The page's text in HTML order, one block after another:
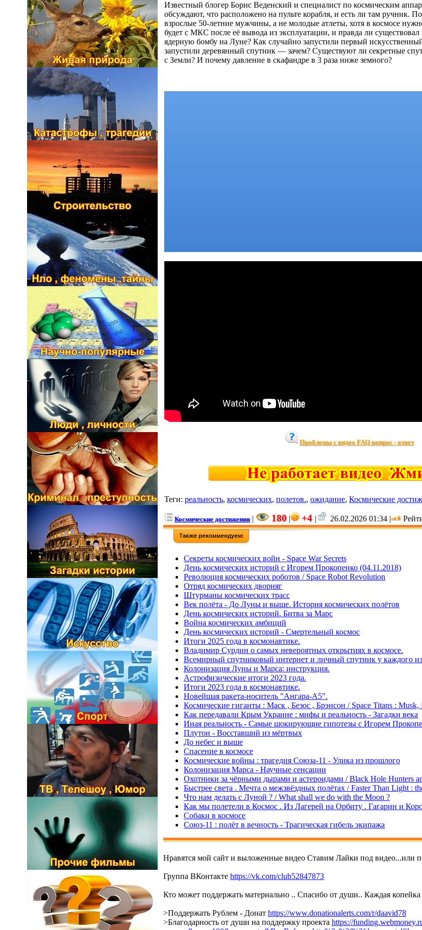
Известный блогер Борис Веденский и специалист по космическим
обсуждают, что расположено на пульте корабля, и есть ли там ручник.
взрослые 50-летние мужчины, а не молодые атлеты, хотя в космосе
будет с МКС после её вывода из эксплуатации, и правда ли
ядерную бомбу на Луне? Как случайно запустили первый
запустили деревянный спутник — зачем? Существуют ли секретные
с Земли? И почему давление в скафандре в 3 раза ниже земного?
Проблемы с видео FAQ вопрос - ответ
Теги: реальность, космических, полетов., ожидание, Космические
Космические достижения| 180 | +4 | 26.02.2026 01:34 |
Секреты космических войн - Space War Secrets
День космических историй с Игорем Прокопенко (04.11.2018)
Революция космических роботов / Space Robot Revolution
Отряд космических дворняг
Штурманы космических трасс
Век полёта - До Луны и выше. История космических полётов
День космических историй. Битва за Марс
Война космических амбиций
День космических историй - Смертельный космос
Итоги 2025 года в космонавтике.
Владимир Сурдин о самых невероятных открытиях в космосе.
Всемирный спутниковый интернет и личный спутник у каждого
Колонизация Луны и Марса: инструкция.
Астрофизические итоги 2023 года.
Итоги 2023 года в космонавтике.
Новейшая ракета-носитель "Ангара-А5".
Космические гиганты : Маск , Безос , Брэнсон / Space Titans : Musk,
Как передавали Крым Украине : мифы и реальность - Загадки века
Иная реальность - Самые шокирующие гипотезы с Игорем
Плутон - Восставший из мёртвых
До небес и выше
Спасение в космосе
Космические войны : трагедия Союза-11 - Улика из прошлого
Колонизация Марса - Научные сенсации
Охотники за чёрными дырами и астероидами / Black Hole Hunters
Быстрее света . Мечта о межзвёздных полётах / Faster Than Light :
Что нам делать с Луной ? / What shall we do with the Moon ?
Как мы полетели в Космос . Из Лагерей на Орбиту . Гагарин и
Собаки в космосе
Союз-11 : полёт в вечность - Трагическая гибель экипажа
Нравятся мой сайт и выложенные видео Ставим Лайки под видео...или
Группа ВКонтакте https://vk.com/club52847873
Кто может поддержать материально .. Спасибо от души.. Каждая копейка
>Поддержать Рублем - Донат https://www.donationalerts.com/r/daavid78
>Благодарность от души на поддержку проекта https://